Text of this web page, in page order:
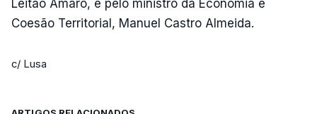
Leitão Amaro, e pelo ministro da Economia e
Coesão Territorial, Manuel Castro Almeida.
c/ Lusa